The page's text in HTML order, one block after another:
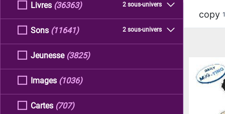
Livres 2 sous-univers
(36363)
Sons 2 sous-univers
(11641)
Jeunesse (3825)
Images (1036)
Cartes (707)
copy